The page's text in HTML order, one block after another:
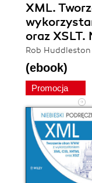
XML.
oraz XSLT.
Rob Huddleston
(ebook)
Promocja